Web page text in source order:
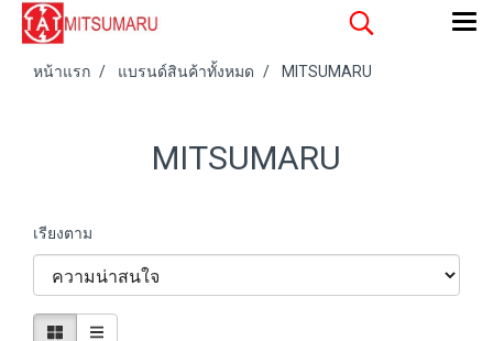
หน้าแรก แบรนด์สินค้าทั้งหมด MITSUMARU
MITSUMARU
เรียงตาม